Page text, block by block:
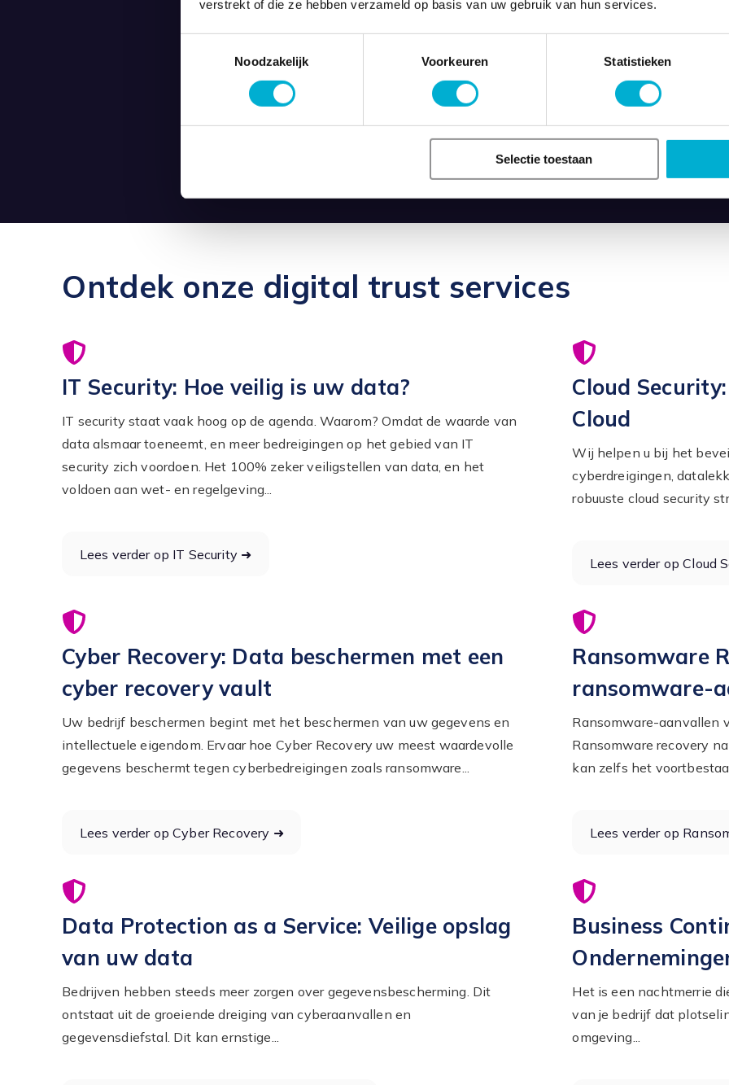
verstrekt of die ze hebben verzameld op basis van uw gebruik van hun services.
Noodzakelijk
Voorkeuren Statistieken
Selectie toestaan
opbouwen en behouden
bedrijven en
gegevens en het
Optimaliseer de digital
de oplossingen van
transparantie altijd op
Ontdek onze digital trust services
IT Security: Hoe veilig is uw data?
IT security staat vaak hoog op de agenda. Waarom? Omdat de waarde van
data alsmaar toeneemt, en meer bedreigingen op het gebied van IT
security zich voordoen. Het 100% zeker veiligstellen van data, en het
voldoen aan wet- en regelgeving...
Lees verder op IT Security ➜
Cloud
Cloud
Wij helpen u bij het
cyberdreigingen,
robuuste cloud security
Lees verder op Cloud
Cyber Recovery: Data beschermen met een
cyber recovery vault
Uw bedrijf beschermen begint met het beschermen van uw gegevens en
intellectuele eigendom. Ervaar hoe Cyber Recovery uw meest waardevolle
gegevens beschermt tegen cyberbedreigingen zoals ransomware...
Lees verder op Cyber Recovery ➜
Ransomware
ransomware-
Ransomware-aanvallen
Ransomware recovery
kan zelfs het
Lees verder op
Data Protection as a Service: Veilige opslag
van uw data
Bedrijven hebben steeds meer zorgen over gegevensbescherming. Dit
ontstaat uit de groeiende dreiging van cyberaanvallen en
gegevensdiefstal. Dit kan ernstige...
Business
Het is een nachtmerrie
van je bedrijf dat
omgeving...